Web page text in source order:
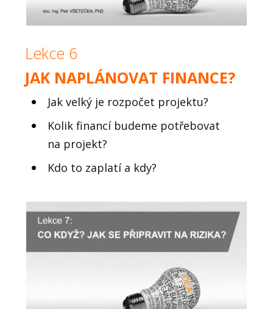
Lekce 6
JAK NAPLÁNOVAT FINANCE?
Jak velký je rozpočet projektu?
Kolik financí budeme potřebovat
na projekt?
Kdo to zaplatí a kdy?